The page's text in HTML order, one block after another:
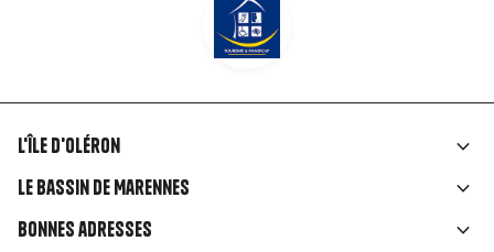
Liens
rubriques
L'île d'Oléron
Le Bassin de Marennes
Bonnes adresses